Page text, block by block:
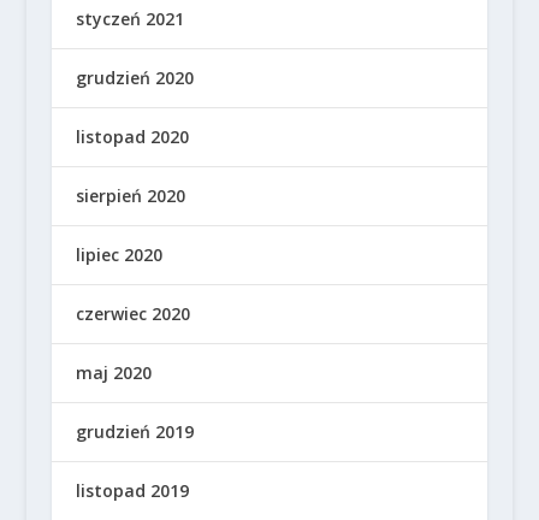
styczeń 2021
grudzień 2020
listopad 2020
sierpień 2020
lipiec 2020
czerwiec 2020
maj 2020
grudzień 2019
listopad 2019